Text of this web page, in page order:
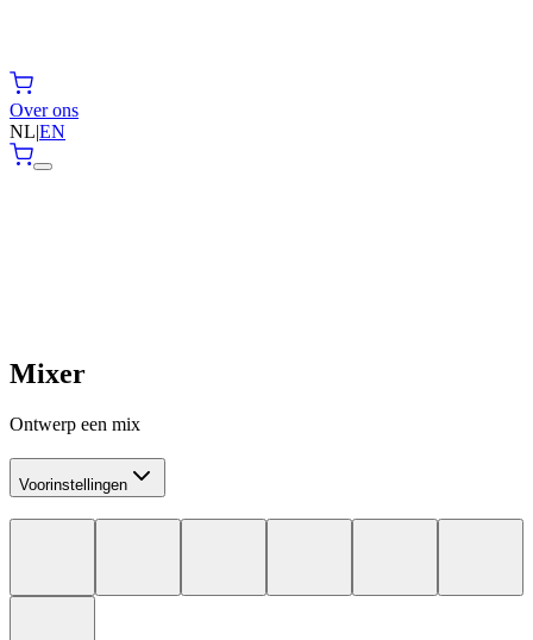
Over ons
NL|EN
Mixer
Ontwerp een mix
Voorinstellingen